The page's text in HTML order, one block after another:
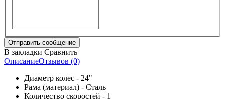
В закладки Сравнить
ОписаниеОтзывов (0)
Диаметр колес - 24"
Рама (материал) - Сталь
Количество скоростей - 1